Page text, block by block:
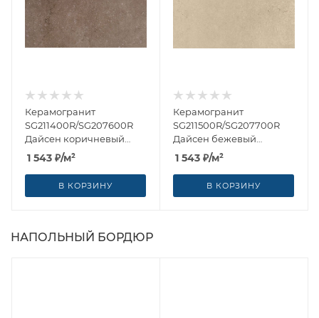
Керамогранит
SG211400R/SG207600R
Дайсен коричневый
обрезной 30x60 от
Kerama Marazzi (Россия)
1 543 ₽/м²
В КОРЗИНУ
Керамогранит
SG211500R/SG207700R
Дайсен бежевый
обрезной 30x60 от
Kerama Marazzi (Россия)
1 543 ₽/м²
В КОРЗИНУ
НАПОЛЬНЫЙ БОРДЮР